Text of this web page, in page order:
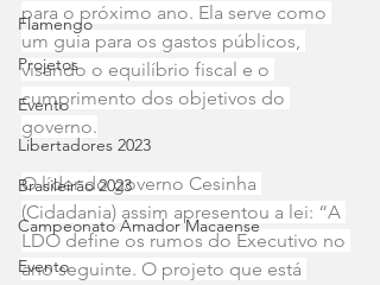
Flamengo
Projetos
Evento
Libertadores 2023
Brasileirão 2023
Campeonato Amador Macaense
Evento
para o próximo ano. Ela serve como
um guia para os gastos públicos,
visando o equilíbrio fiscal e o
cumprimento dos objetivos do
governo.
O líder do governo Cesinha
(Cidadania) assim apresentou a lei: “A
LDO define os rumos do Executivo no
ano seguinte. O projeto que está